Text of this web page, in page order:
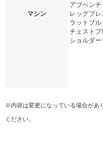
マシン
アブベン
レッグプ
ラットプ
チェスト
ショルダ
※内容は変更になっている場合があ
ください。